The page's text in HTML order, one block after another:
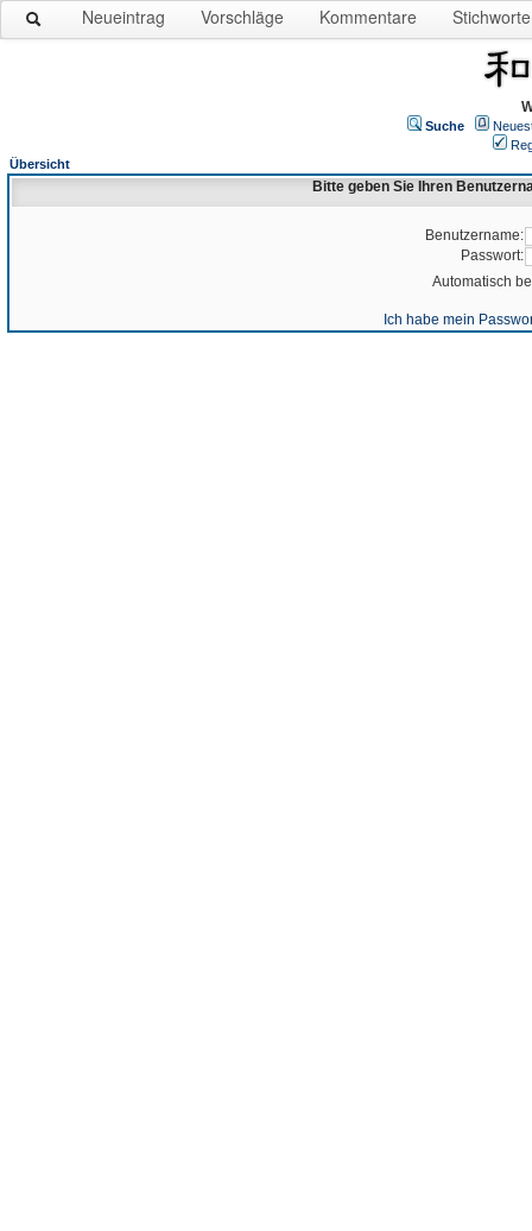
Neueintrag Vorschläge Kommentare Stichworte
Suche
Übersicht
Bitte geben Sie Ihren
Benutzername:
Passwort:
Automatisch
Ich habe mein